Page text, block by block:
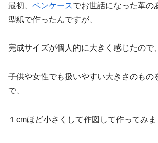
最初、 ペンケースでお世話になった革の
型紙で作ったんですが、
完成サイズが個人的に大きく感じたので、
子供や女性でも扱いやすい大きさのもの
で、
１cmほど小さくして作図して作ってみま